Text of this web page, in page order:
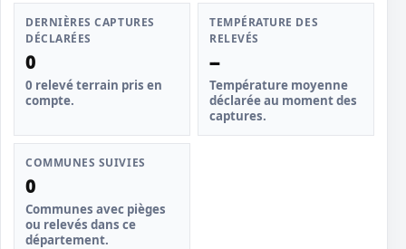
DERNIÈRES CAPTURES
DÉCLARÉES
0
0 relevé terrain pris en
compte.
TEMPÉRATURE DES
RELEVÉS
--
Température moyenne
déclarée au moment des
captures.
COMMUNES SUIVIES
0
Communes avec pièges
ou relevés dans ce
département.